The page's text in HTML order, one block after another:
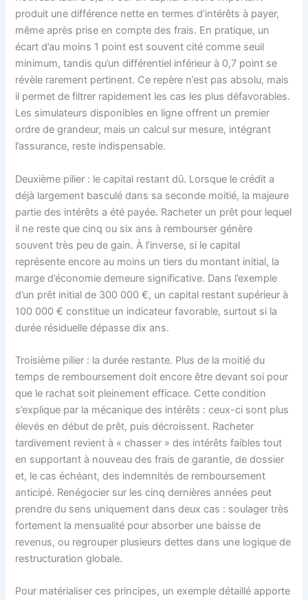
produit une différence nette en termes d’intérêts à payer,
même après prise en compte des frais. En pratique, un
écart d’au moins 1 point est souvent cité comme seuil
minimum, tandis qu’un différentiel inférieur à 0,7 point se
révèle rarement pertinent. Ce repère n’est pas absolu, mais
il permet de filtrer rapidement les cas les plus défavorables.
Les simulateurs disponibles en ligne offrent un premier
ordre de grandeur, mais un calcul sur mesure, intégrant
l’assurance, reste indispensable.
Deuxième pilier : le capital restant dû. Lorsque le crédit a
déjà largement basculé dans sa seconde moitié, la majeure
partie des intérêts a été payée. Racheter un prêt pour lequel
il ne reste que cinq ou six ans à rembourser génère
souvent très peu de gain. À l’inverse, si le capital
représente encore au moins un tiers du montant initial, la
marge d’économie demeure significative. Dans l’exemple
d’un prêt initial de 300 000 €, un capital restant supérieur à
100 000 € constitue un indicateur favorable, surtout si la
durée résiduelle dépasse dix ans.
Troisième pilier : la durée restante. Plus de la moitié du
temps de remboursement doit encore être devant soi pour
que le rachat soit pleinement efficace. Cette condition
s’explique par la mécanique des intérêts : ceux-ci sont plus
élevés en début de prêt, puis décroissent. Racheter
tardivement revient à « chasser » des intérêts faibles tout
en supportant à nouveau des frais de garantie, de dossier
et, le cas échéant, des indemnités de remboursement
anticipé. Renégocier sur les cinq dernières années peut
prendre du sens uniquement dans deux cas : soulager très
fortement la mensualité pour absorber une baisse de
revenus, ou regrouper plusieurs dettes dans une logique de
restructuration globale.
Pour matérialiser ces principes, un exemple détaillé apporte